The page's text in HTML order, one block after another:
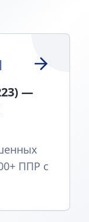
—
ППР с